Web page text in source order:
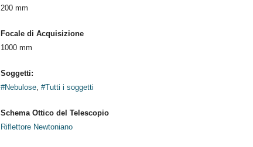
200 mm
Focale di Acquisizione
1000 mm
Soggetti:
#Nebulose, #Tutti i soggetti
Schema Ottico del Telescopio
Riflettore Newtoniano